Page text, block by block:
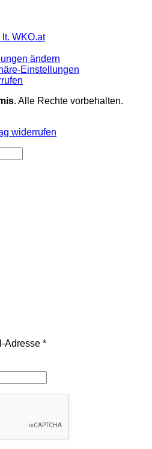
lt. WKO.at
ändern
Einstellungen
. Alle Rechte vorbehalten.
widerrufen
Adresse *Erforderlich